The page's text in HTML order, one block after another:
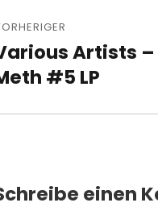
Artists –
#5 LP
einen